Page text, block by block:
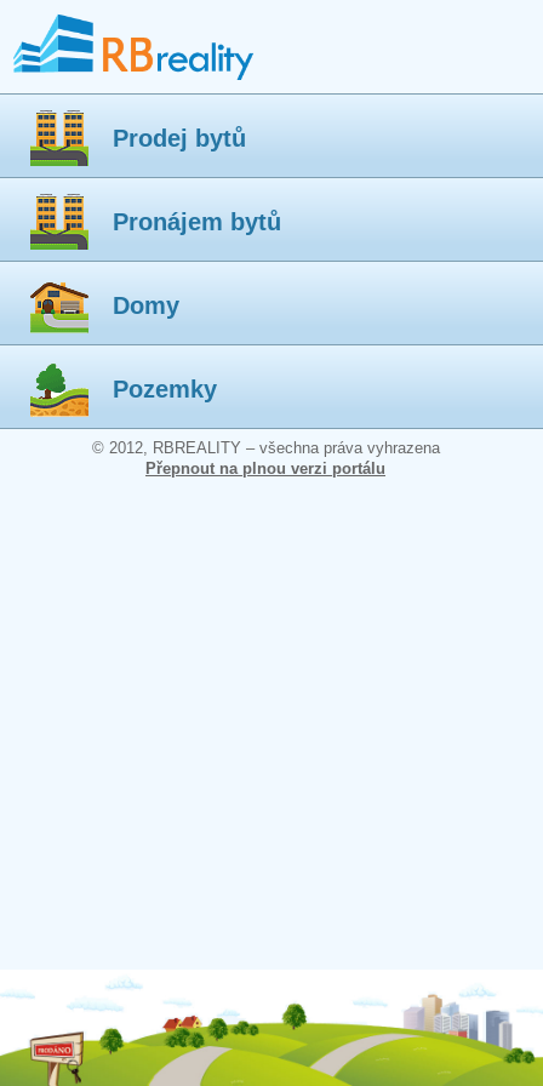
Prodej bytů
Pronájem bytů
Domy
Pozemky
© 2012, RBREALITY – všechna práva vyhrazena
Přepnout na plnou verzi portálu